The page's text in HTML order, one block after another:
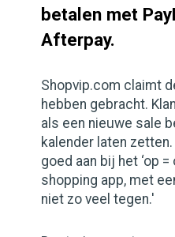
betalen met
Afterpay.
Shopvip.com claimt
hebben gebracht.
als een nieuwe sale
kalender laten
goed aan bij het ‘op
shopping app, met
niet zo veel tegen.'